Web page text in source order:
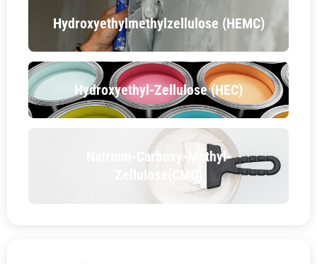
Hydroxyethylmethylzellulose (HEMC)
Hydroxyethyl-Zellulose (HEC)
Natrium-Carboxy-Methyl-
Zellulose(CMC)